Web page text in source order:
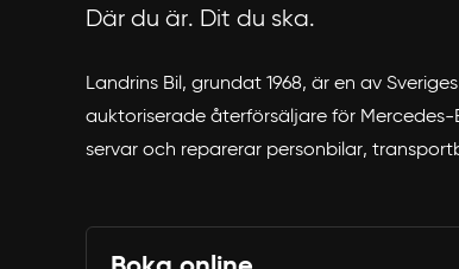
Där du är. Dit du ska.
Landrins Bil, grundat 1968, är en av
auktoriserade återförsäljare för Mercedes-
servar och reparerar personbilar,